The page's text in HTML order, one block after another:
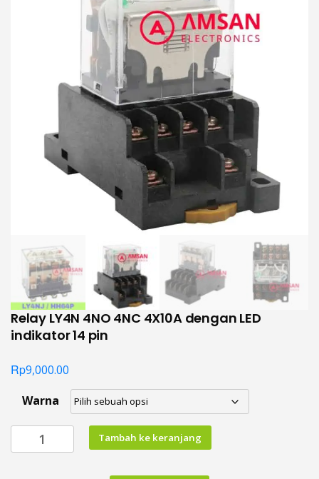
Relay LY4N 4NO 4NC 4X10A dengan LED
indikator 14 pin
Rp9,000.00
Warna
Kuantitas
Relay
Tambah ke keranjang